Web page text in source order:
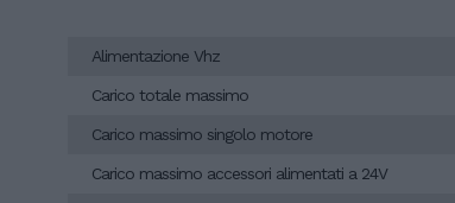
Alimentazione Vhz
Carico totale massimo
Carico massimo singolo motore
Carico massimo accessori alimentati a 24V